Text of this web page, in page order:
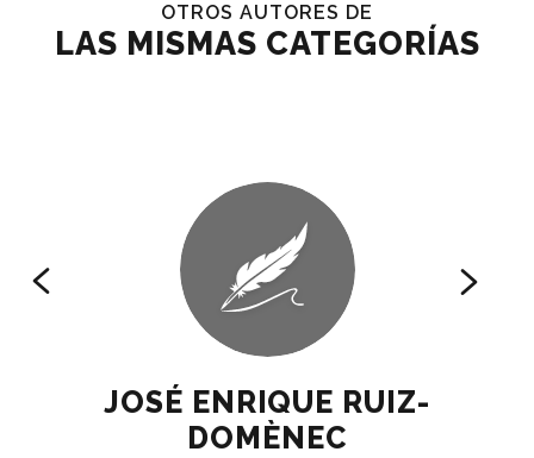
OTROS AUTORES DE
LAS MISMAS CATEGORÍAS
JOSÉ ENRIQUE RUIZ-
DOMÈNEC